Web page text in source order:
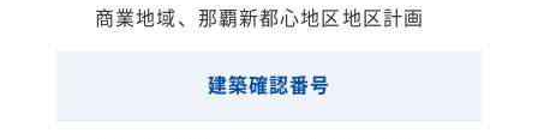
商業地域、那覇新都心地区地区計画
建築確認番号